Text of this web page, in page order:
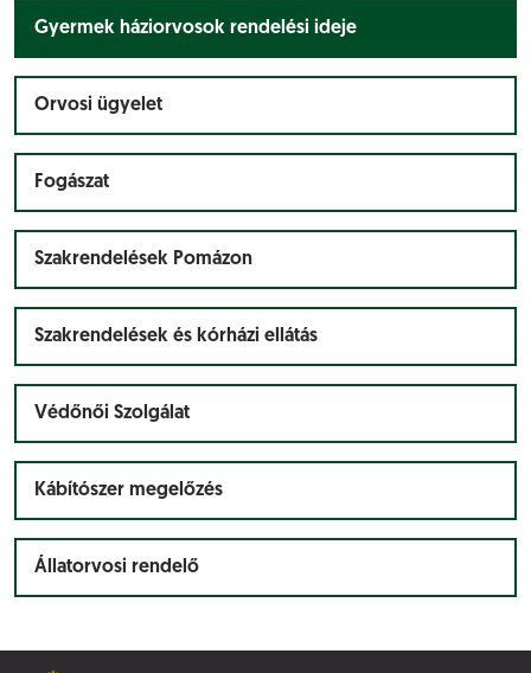
Gyermek háziorvosok rendelési ideje
Orvosi ügyelet
Fogászat
Szakrendelések Pomázon
Szakrendelések és kórházi ellátás
Védőnői Szolgálat
Kábítószer megelőzés
Állatorvosi rendelő